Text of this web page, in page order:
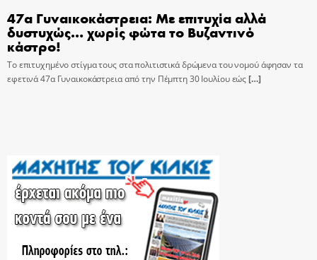
47α Γυναικοκάστρεια: Με επιτυχία αλλά
δυστυχώς… χωρίς φώτα το Βυζαντινό
κάστρο!
Το επιτυχημένο στίγμα τους στα πολιτιστικά δρώμενα του νομού άφησαν τα
εφετινά 47α Γυναικοκάστρεια από την Πέμπτη 30 Ιουλίου εώς[…]